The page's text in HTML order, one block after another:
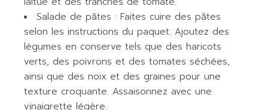
Salade de pâtes : Faites cuire des pâtes
selon les instructions du paquet. Ajoutez des
légumes en conserve tels que des haricots
verts, des poivrons et des tomates séchées,
ainsi que des noix et des graines pour une
texture croquante. Assaisonnez avec une
vinaigrette légère.